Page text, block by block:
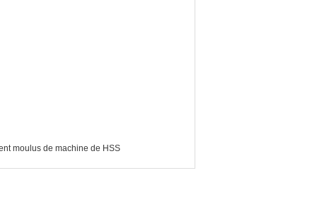
moulus de machine de HSS